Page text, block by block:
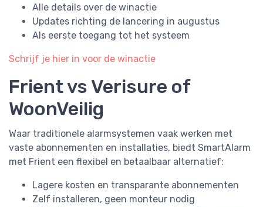
Alle details over de winactie
Updates richting de lancering in augustus
Als eerste toegang tot het systeem
Schrijf je hier in voor de winactie
Frient vs Verisure of
WoonVeilig
Waar traditionele alarmsystemen vaak werken met
vaste abonnementen en installaties, biedt SmartAlarm
met Frient een flexibel en betaalbaar alternatief:
Lagere kosten en transparante abonnementen
Zelf installeren, geen monteur nodig